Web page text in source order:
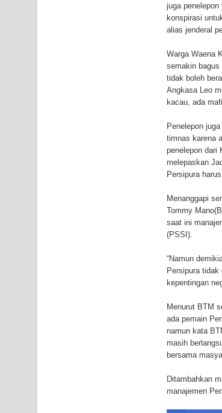
Indonesia Turns Remote Papua
Mentan Tinjau Program Cetak
Mantan Sekda Jayawijaya Jadi
Papuan Artisans Take Center
Presenter TVRI Papua Barat Yanto
juga
konspirasi
alias jenderal
Warga Waena
semakin bagus
tidak boleh
Angkasa Leo
kacau, ada
Penelepon
timnas karena
penelepon dari
melepaskan
Persipura
Menanggapi
Tommy
saat ini
(PSSI).
“Namun
Persipura tidak
kepentingan
Menurut BTM
ada pemain
namun kata
masih
bersama
Ditambahkan
manajemen